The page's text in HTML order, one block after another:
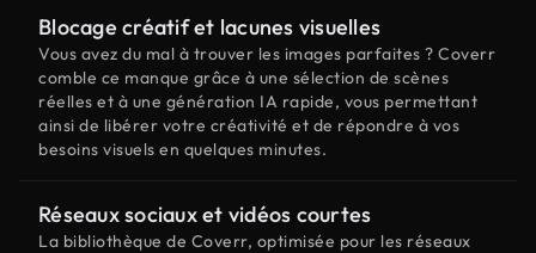
Blocage créatif et lacunes visuelles
Vous avez du mal à trouver les images parfaites ? Coverr
comble ce manque grâce à une sélection de scènes
réelles et à une génération IA rapide, vous permettant
ainsi de libérer votre créativité et de répondre à vos
besoins visuels en quelques minutes.
Réseaux sociaux et vidéos courtes
La bibliothèque de Coverr, optimisée pour les réseaux